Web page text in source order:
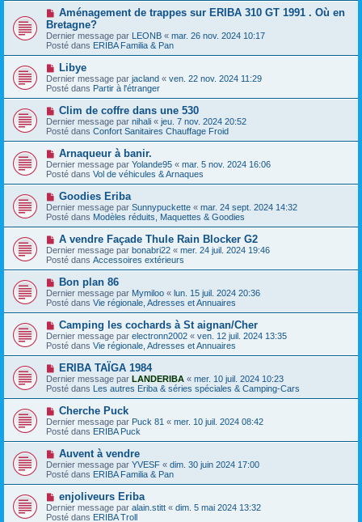
e
s
s
a
g
e
a
u
m
e
s
s
a
g
e
N
u
v
e
a
m
e
s
s
g
e
Aménagement de trappes sur ERIBA 310 GT 1991 . Où en
Bretagne?
Dernier message par LEONB « mar. 26 nov. 2024 10:17
Posté dans ERIBA Familia & Pan
N
o
u
v
a
u
m
e
s
s
a
g
e
Libye
Dernier message par jacland « ven. 22 nov. 2024 11:29
Posté dans Partir à l'étranger
N
o
u
v
a
u
m
e
s
s
a
g
Clim de coffre dans une 530
Dernier message par nihali « jeu. 7 nov. 2024 20:52
Posté dans Confort Sanitaires Chauffage Froid
N
o
u
v
a
u
m
e
s
s
a
g
e
Arnaqueur à banir.
Dernier message par Yolande95 « mar. 5 nov. 2024 16:06
Posté dans Vol de véhicules & Arnaques
N
o
u
v
a
u
m
e
s
a
g
e
Goodies Eriba
Dernier message par Sunnypuckette « mar. 24 sept. 2024 14:32
Posté dans Modèles réduits, Maquettes & Goodies
N
o
u
v
e
a
u
m
e
s
s
a
g
e
A vendre Façade Thule Rain Blocker G2
Dernier message par bonabri22 « mer. 24 juil. 2024 19:46
Posté dans Accessoires extérieurs
N
o
u
v
a
u
m
e
s
a
g
e
Bon plan 86
Dernier message par Mymiloo « lun. 15 juil. 2024 20:36
Posté dans Vie régionale, Adresses et Annuaires
N
o
u
v
e
a
u
m
e
s
s
a
g
Camping les cochards à St aignan/Cher
Dernier message par electronn2002 « ven. 12 juil. 2024 13:35
Posté dans Vie régionale, Adresses et Annuaires
N
o
u
v
a
u
m
e
s
s
a
g
ERIBA TAÏGA 1984
Dernier message par LANDERIBA « mer. 10 juil. 2024 10:23
Posté dans Les autres Eriba & séries spéciales & Camping-Cars
N
o
u
v
a
u
m
e
s
s
a
Cherche Puck
Dernier message par Puck 81 « mer. 10 juil. 2024 08:42
Posté dans ERIBA Puck
N
o
u
v
a
u
m
Auvent à vendre
Dernier message par YVESF « dim. 30 juin 2024 17:00
Posté dans ERIBA Familia & Pan
N
o
u
enjoliveurs Eriba
Dernier message par alain.stitt « dim. 5 mai 2024 13:32
Posté dans ERIBA Troll